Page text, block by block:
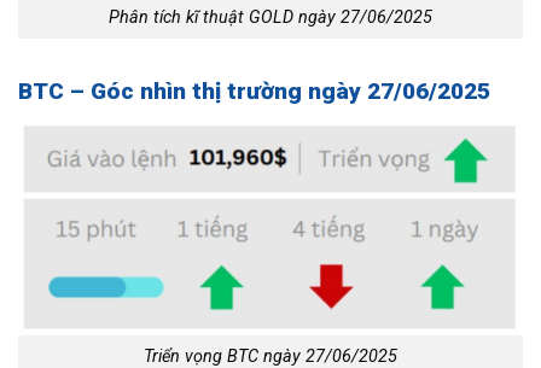
Phân tích kĩ thuật GOLD ngày 27/06/2025
BTC – Góc nhìn thị trường ngày 27/06/2025
Triển vọng BTC ngày 27/06/2025